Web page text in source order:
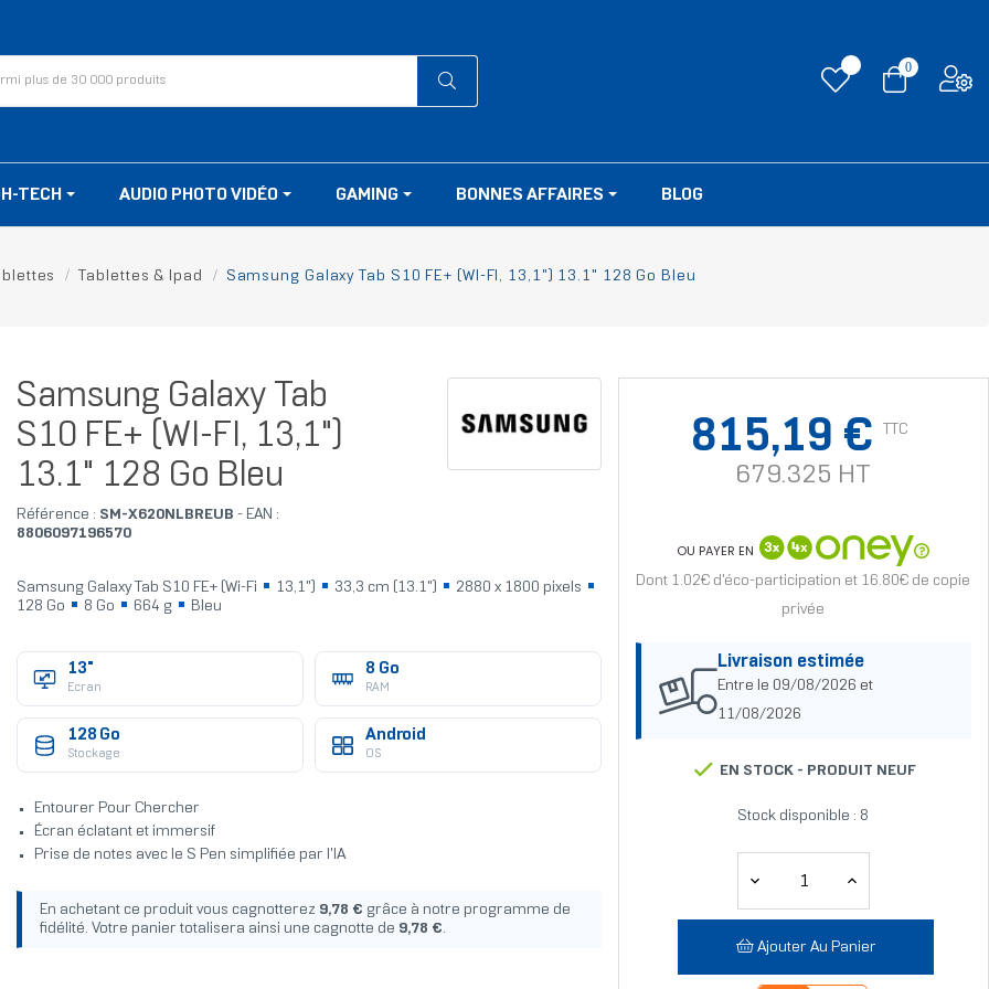
0
TECH AUDIO PHOTO VIDÉO GAMING BONNES AFFAIRES BLOG
Tablettes & Ipad Samsung Galaxy Tab S10 FE+ (WI-FI, 13,1") 13.1" 128 Go Bleu
Samsung Galaxy Tab
S10 FE+ (WI-FI, 13,1")
13.1" 128 Go Bleu
Référence : SM-X620NLBREUB - EAN :
8806097196570
Samsung Galaxy Tab S10 FE+ (Wi-Fi 13,1") 33,3 cm (13.1")
2880 x 1800 pixels
128 Go
8 Go 664 g Bleu
13"
Ecran
8 Go
RAM
128 Go
Stockage
Android
OS
Entourer Pour Chercher
Écran éclatant et immersif
Prise de notes avec le S Pen simplifiée par l'IA
En achetant ce produit vous cagnotterez 9,78 € grâce à notre programme de
fidélité. Votre panier totalisera ainsi une cagnotte de 9,78 €.
815,19 € TTC
679.325 HT
OU PAYER EN
Dont 1.02€ d'éco-participation et 16.80€ de copie
privée
Livraison estimée
Entre le 09/08/2026 et
11/08/2026
EN STOCK - PRODUIT NEUF
Stock disponible : 8
Ajouter Au Panier